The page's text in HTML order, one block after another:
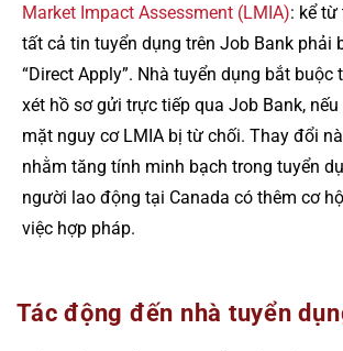
Market Impact Assessment (LMIA): kể
tất cả tin tuyển dụng trên Job Bank phải
“Direct Apply”. Nhà tuyển dụng bắt buộc
xét hồ sơ gửi trực tiếp qua Job Bank,
mặt nguy cơ LMIA bị từ chối. Thay đổi
nhằm tăng tính minh bạch trong tuyển
người lao động tại Canada có thêm cơ
việc hợp pháp.
Tác động đến nhà tuyển